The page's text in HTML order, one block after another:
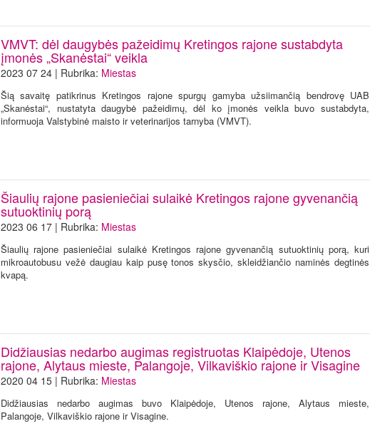
VMVT: dėl daugybės pažeidimų Kretingos rajone sustabdyta
įmonės „Skanėstai“ veikla
2023 07 24 | Rubrika: Miestas
Šią savaitę patikrinus Kretingos rajone spurgų gamyba užsiimančią bendrovę UAB
„Skanėstai“, nustatyta daugybė pažeidimų, dėl ko įmonės veikla buvo sustabdyta,
informuoja Valstybinė maisto ir veterinarijos tarnyba (VMVT).
Šiaulių rajone pasieniečiai sulaikė Kretingos rajone gyvenančią
sutuoktinių porą
2023 06 17 | Rubrika: Miestas
Šiaulių rajone pasieniečiai sulaikė Kretingos rajone gyvenančią sutuoktinių porą, kuri
mikroautobusu vežė daugiau kaip pusę tonos skysčio, skleidžiančio naminės degtinės
kvapą.
Didžiausias nedarbo augimas registruotas Klaipėdoje, Utenos
rajone, Alytaus mieste, Palangoje, Vilkaviškio rajone ir Visagine
2020 04 15 | Rubrika: Miestas
Didžiausias nedarbo augimas buvo Klaipėdoje, Utenos rajone, Alytaus mieste,
Palangoje, Vilkaviškio rajone ir Visagine.